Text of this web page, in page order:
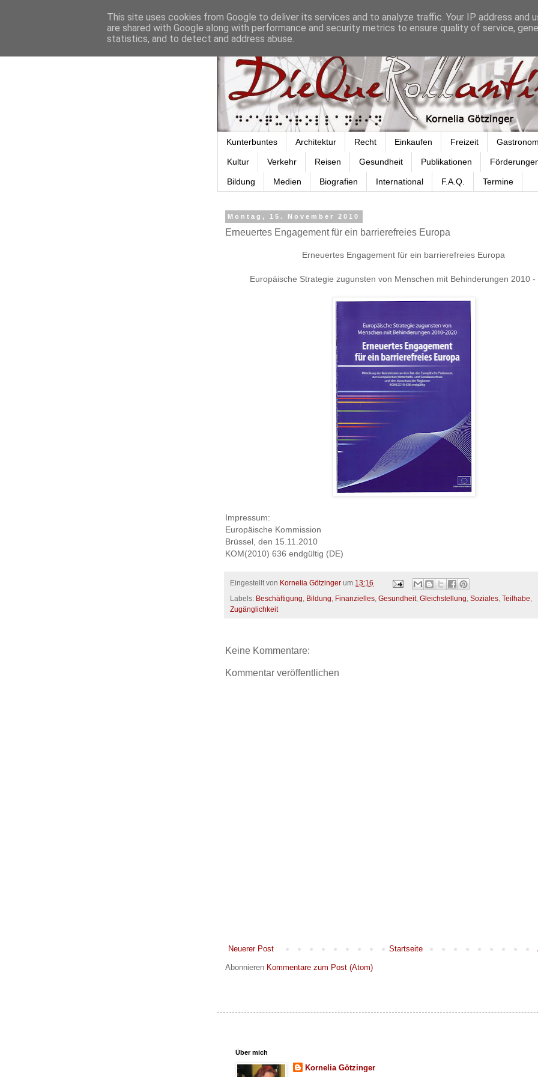
Kunterbuntes Architektur Recht Einkaufen Freizeit
Kultur Verkehr Reisen Gesundheit Publikationen
Bildung Medien Biografien International F.A.Q. Termine
Montag, 15. November 2010
Erneuertes Engagement für ein barrierefreies Europa
Erneuertes Engagement für ein barrierefreies Europa
Europäische Strategie zugunsten von Menschen mit Behinderungen 2010 -
Impressum:
Europäische Kommission
Brüssel, den 15.11.2010
KOM(2010) 636 endgültig (DE)
Eingestellt von Kornelia Götzinger um 13:16
Labels: Beschäftigung Bildung Finanzielles Gesundheit, Gleichstellung Soziales Teilhabe
Zugänglichkeit
Keine Kommentare:
Kommentar veröffentlichen
Neuerer Post Startseite
Abonnieren Kommentare zum Post (Atom)
Über mich
Kornelia Götzinger
This site uses cookies from Google to deliver its services and to analyze traffic. Your IP address and
are shared with Google along with performance and security metrics to ensure quality of service,
statistics, and to detect and address abuse.